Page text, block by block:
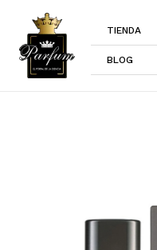
contenido
TIENDA
BLOG